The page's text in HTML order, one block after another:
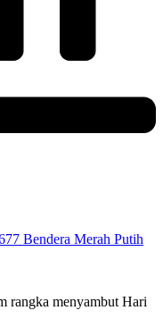
Bendera Merah Putih
rangka menyambut Hari